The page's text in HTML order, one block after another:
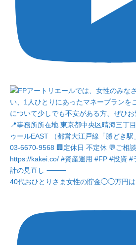
40代おひとりさま女性の貯金◯◯万円は